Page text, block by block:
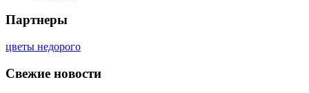
Партнеры
цветы недорого
Свежие новости